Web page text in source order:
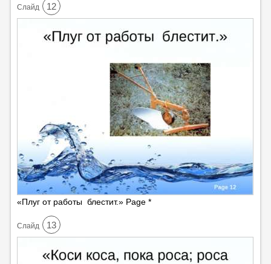
Cлайд 12
«Плуг от работы блестит.» Page *
Cлайд 13